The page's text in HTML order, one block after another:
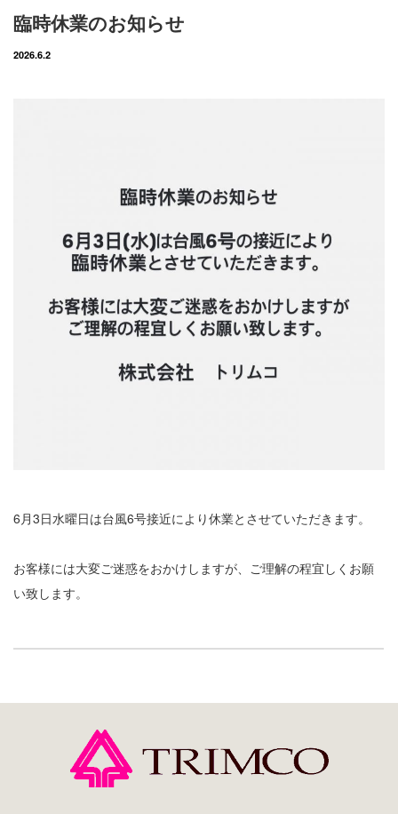
臨時休業のお知らせ
2026.6.2
6月3日水曜日は台風6号接近により休業とさせていただきます。
お客様には大変ご迷惑をおかけしますが、ご理解の程宜しくお願
い致します。